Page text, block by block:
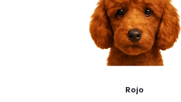
Rojo